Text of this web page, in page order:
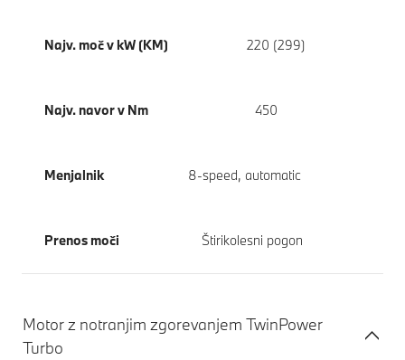
Najv. moč v kW (KM) 220 (299)
Najv. navor v Nm 450
Menjalnik 8-speed, automatic
Prenos moči Štirikolesni pogon
Motor z notranjim zgorevanjem TwinPower
Turbo